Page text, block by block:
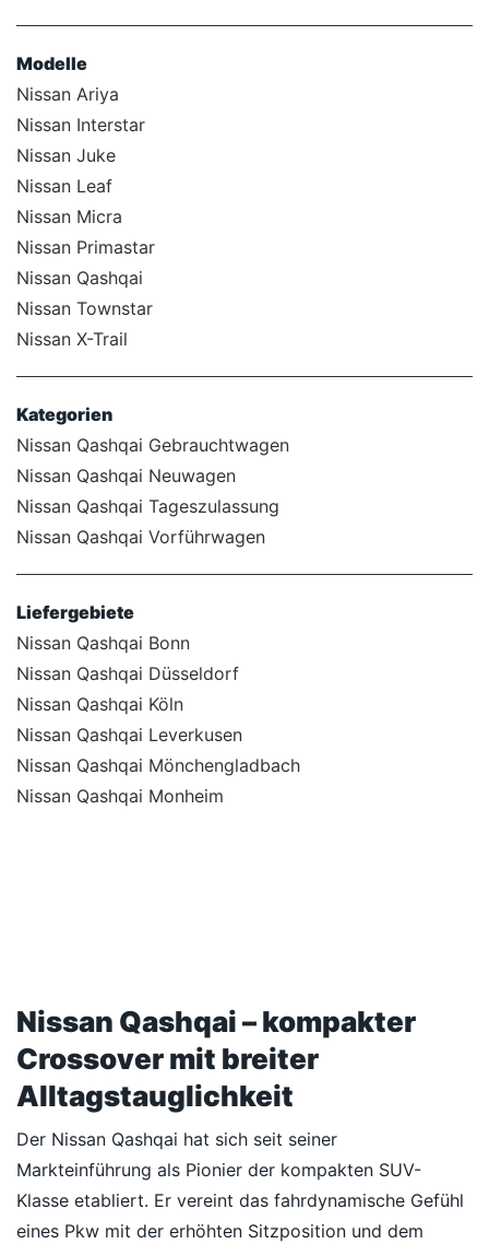
Modelle
Nissan Ariya
Nissan Interstar
Nissan Juke
Nissan Leaf
Nissan Micra
Nissan Primastar
Nissan Qashqai
Nissan Townstar
Nissan X-Trail
Kategorien
Nissan Qashqai Gebrauchtwagen
Nissan Qashqai Neuwagen
Nissan Qashqai Tageszulassung
Nissan Qashqai Vorführwagen
Liefergebiete
Nissan Qashqai Bonn
Nissan Qashqai Düsseldorf
Nissan Qashqai Köln
Nissan Qashqai Leverkusen
Nissan Qashqai Mönchengladbach
Nissan Qashqai Monheim
Nissan Qashqai – kompakter
Crossover mit breiter
Alltagstauglichkeit
Der Nissan Qashqai hat sich seit seiner
Markteinführung als Pionier der kompakten SUV-
Klasse etabliert. Er vereint das fahrdynamische Gefühl
eines Pkw mit der erhöhten Sitzposition und dem